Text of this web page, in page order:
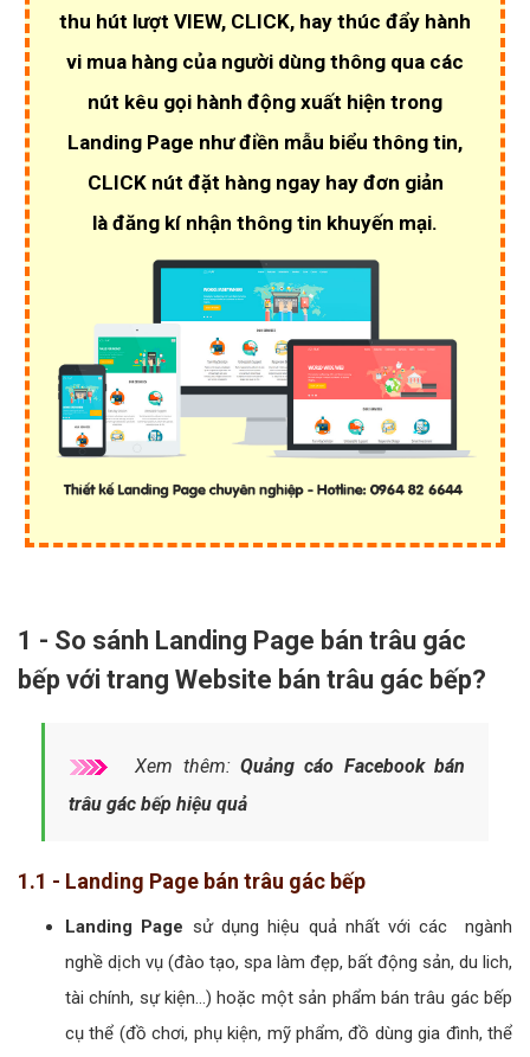
thu hút lượt VIEW, CLICK, hay thúc đẩy hành
vi mua hàng của người dùng thông qua các
nút kêu gọi hành động xuất hiện trong
Landing Page như điền mẫu biểu thông tin,
CLICK nút đặt hàng ngay hay đơn giản
là đăng kí nhận thông tin khuyến mại.
1 - So sánh Landing Page bán trâu gác
bếp với trang Website bán trâu gác bếp?
Xem thêm: Quảng cáo Facebook bán
trâu gác bếp hiệu quả
1.1 - Landing Page bán trâu gác bếp
Landing Page sử dụng hiệu quả nhất với các ngành
nghề dịch vụ (đào tạo, spa làm đẹp, bất động sản, du lich,
tài chính, sự kiện...) hoặc một sản phẩm bán trâu gác bếp
cụ thể (đồ chơi, phụ kiện, mỹ phẩm, đồ dùng gia đình, thể